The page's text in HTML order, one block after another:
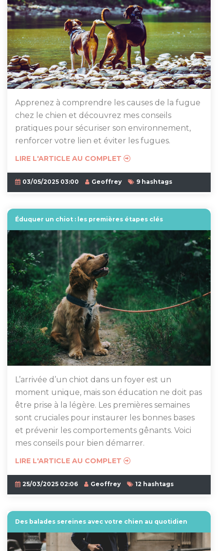
Apprenez à comprendre les causes de la fugue
chez le chien et découvrez mes conseils
pratiques pour sécuriser son environnement,
renforcer votre lien et éviter les fugues.
LIRE L'ARTICLE AU COMPLET
03/05/2025 03:00 Geoffrey 9 hashtags
Éduquer un chiot : les premières étapes clés
L’arrivée d’un chiot dans un foyer est un
moment unique, mais son éducation ne doit pas
être prise à la légère. Les premières semaines
sont cruciales pour instaurer les bonnes bases
et prévenir les comportements gênants. Voici
mes conseils pour bien démarrer.
LIRE L'ARTICLE AU COMPLET
25/03/2025 02:06 Geoffrey 12 hashtags
Des balades sereines avec votre chien au quotidien